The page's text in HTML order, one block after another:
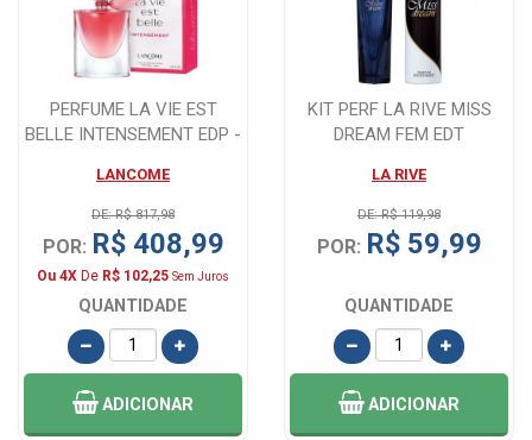
PERFUME LA VIE EST
BELLE INTENSEMENT EDP -
LANCOME
DE: R$ 817,98
POR: R$ 408,99
Ou 4X De R$ 102,25 Sem Juros
QUANTIDADE
ADICIONAR
KIT PERF LA RIVE MISS
DREAM FEM EDT
LA RIVE
DE: R$ 119,98
POR: R$ 59,99
QUANTIDADE
ADICIONAR